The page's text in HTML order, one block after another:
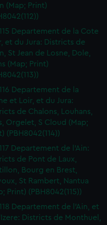
(Map; Print)
Departement de la Cote
et du Jura: Districts de
St Jean de Losne, Dole,
(Map; Print)
Departement de la
et Loir, et du Jura:
de Chalons, Louhans,
Orgelet, S Cloud (Map;
(PBH8042(114))
Departement de l'Ain:
de Pont de Laux,
Bourg en Brest,
St Rambert, Nantua
Print) (PBH8042(115))
Departement de l'Ain, et
Districts de Monthuel,